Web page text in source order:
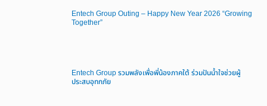
Entech Group Outing – Happy New Year 2026 “Growing
Together”
Entech Group รวมพลังเพื่อพี่น้องภาคใต้ ร่วมปันน้ำใจช่วยผู้
ประสบอุทกภัย